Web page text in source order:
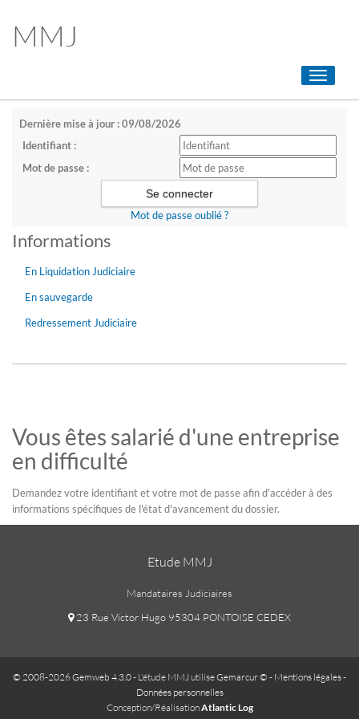
MMJ
Toggle
Dernière mise à jour : 09/08/2026
Identifiant :
Mot de passe :
Mot de passe oublié ?
Informations
En Liquidation Judiciaire
En sauvegarde
Redressement Judiciaire
Vous êtes salarié d'une entreprise
en difficulté
Demandez votre identifiant et votre mot de passe afin d'accéder à des
informations spécifiques de l'état d'avancement du dossier.
Etude MMJ
Mandataires Judiciaires
23 Rue Victor Hugo 95304 PONTOISE CEDEX
© 2008-2026 Gemweb 4.3.0- L'étude MMJ utiliseGemarcur © - Mentions légales-
Données personnelles
Conception/RéalisationAtlantic Log